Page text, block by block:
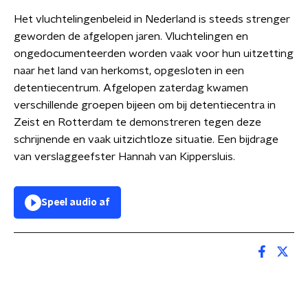
Het vluchtelingenbeleid in Nederland is steeds strenger
geworden de afgelopen jaren. Vluchtelingen en
ongedocumenteerden worden vaak voor hun uitzetting
naar het land van herkomst, opgesloten in een
detentiecentrum. Afgelopen zaterdag kwamen
verschillende groepen bijeen om bij detentiecentra in
Zeist en Rotterdam te demonstreren tegen deze
schrijnende en vaak uitzichtloze situatie. Een bijdrage
van verslaggeefster Hannah van Kippersluis.
Speel audio af